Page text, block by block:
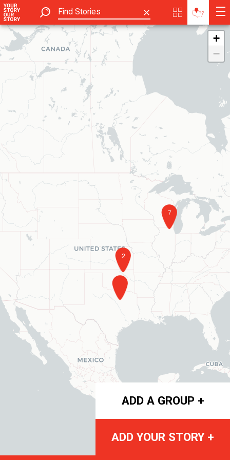
✕
7
2
+
−
ADD A GROUP +
ADD YOUR STORY +